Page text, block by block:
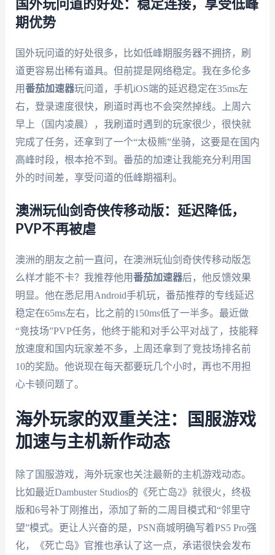
国外玩问道的好处：稳定连接，享受低峰
期优势
国外玩问道的好处很多，比如低峰期服务器不拥挤，刷
道更容易出稀有道具。但前提是网络稳定。我在多伦多
用番茄加速器玩问道，手机iOS端的延迟稳定在35ms左
右，登录速度很快，刷道时再也不会突然掉线。上周六
早上（国内凌晨），我刷道时遇到的玩家很少，很快就
完成了任务，还拿到了一个“太极熊”坐骑，这要是在国内
高峰时段，根本抢不到。番茄的加速让我能充分利用国
外的时间差，享受问道的低峰期福利。
澳洲玩仙剑奇侠传移动版：延迟降低，
PVP不再被虐
澳洲的朋友之前一直问，在澳洲玩仙剑奇侠传移动版怎
么样才能不卡？我推荐他用番茄加速器后，他反馈效果
明显。他在悉尼用Android手机玩，番茄推荐的专线延迟
稳定在65ms左右，比之前的150ms低了一半多。最近做
“竞技场”PVP任务，他终于能和对手公平对战了，技能释
放速度和国内玩家差不多，上周还拿到了竞技场排名前
10的奖励。他说现在每天都要玩几个小时，再也不用担
心卡顿问题了。
海外玩家的双重关注：国服游戏
加速与主机新作动态
除了国服游戏，海外玩家也关注最新的主机游戏动态。
比如最近Dambuster Studios的《死亡岛2》就很火，终极
版和6号补丁刚推出，添加了新的二周目模式和“邻里守
望”模式。更让人兴奋的是，PSN商城明确写着PS5 Pro强
化，《死亡岛》官推也承认了这一点，承诺很快会发布